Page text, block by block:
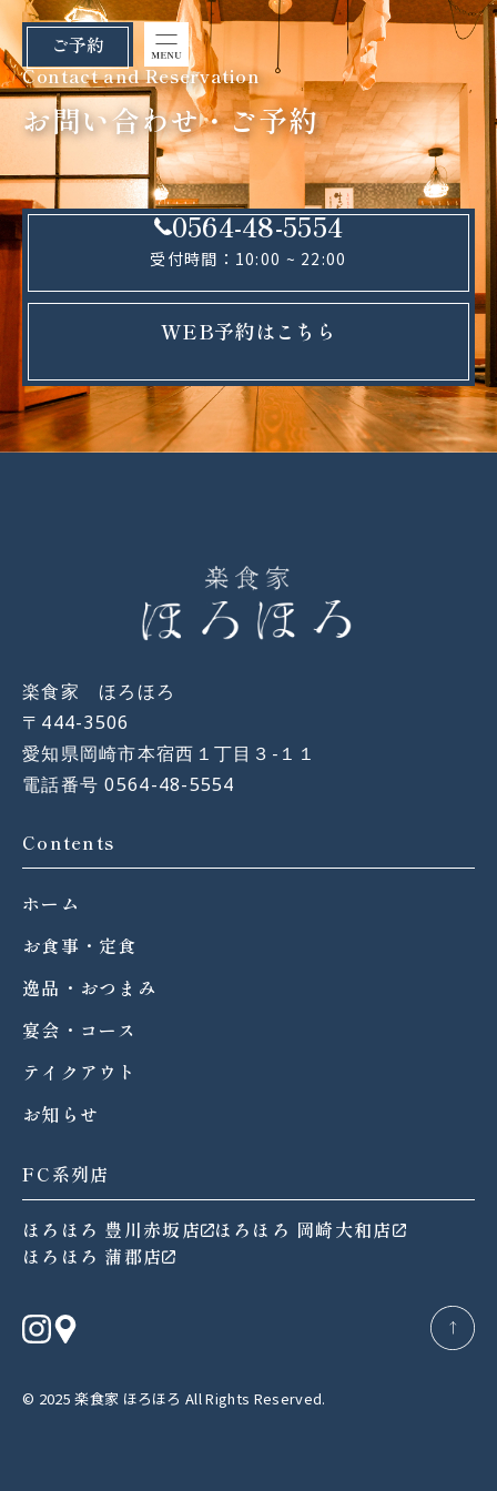
ご予約
Contact and Reservation
お問い合わせ・ご予約
0564-48-5554
受付時間：10:00 ~ 22:00
WEB予約はこちら
楽食家 ほろほろ
〒444-3506
愛知県岡崎市本宿西１丁目３−１１
電話番号 0564-48-5554
Contents
ホーム
お食事・定食
逸品・おつまみ
宴会・コース
テイクアウト
お知らせ
FC系列店
ほろほろ 豊川赤坂店 ほろほろ 岡崎大和店
ほろほろ 蒲郡店
→
© 2025 楽食家 ほろほろ All Rights Reserved.